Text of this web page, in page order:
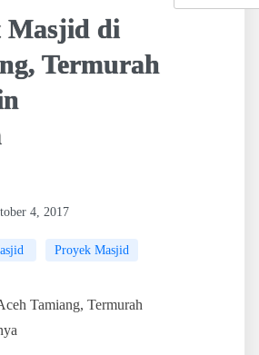
Masjid di
Termurah
4, 2017
Proyek Masjid
Tamiang, Termurah